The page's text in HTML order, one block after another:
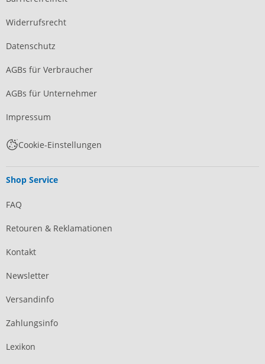
Widerrufsrecht
Datenschutz
AGBs für Verbraucher
AGBs für Unternehmer
Impressum
Cookie-Einstellungen
Shop Service
FAQ
Retouren & Reklamationen
Kontakt
Newsletter
Versandinfo
Zahlungsinfo
Lexikon